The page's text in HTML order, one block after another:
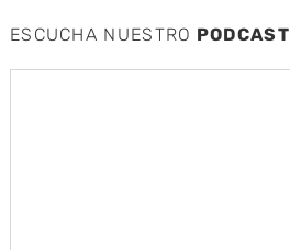
ESCUCHA NUESTRO PODCAST